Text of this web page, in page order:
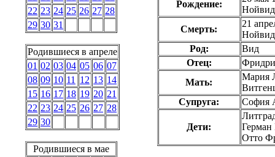
22 23 24 25 26 27 28
29 30 31
Родившиеся в апреле
01 02 03 04 05 06 07
08 09 10 11 12 13 14
15 16 17 18 19 20 21
22 23 24 25 26 27 28
29 30
Родившиеся в мае
Рождение:
Смерть:
21
Род:
Вид
Отец:
Мать:
Мария
Супруга:
София
Дети:
Герман
Отто